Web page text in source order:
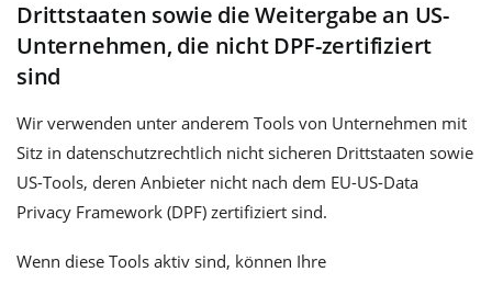
Drittstaaten sowie die Weitergabe an US-
Unternehmen, die nicht DPF-zertifiziert
sind
Wir verwenden unter anderem Tools von Unternehmen mit
Sitz in datenschutzrechtlich nicht sicheren Drittstaaten sowie
US-Tools, deren Anbieter nicht nach dem EU-US-Data
Privacy Framework (DPF) zertifiziert sind.
Wenn diese Tools aktiv sind, können Ihre